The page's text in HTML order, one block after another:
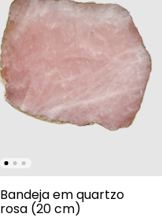
Bandeja em quartzo
rosa (20 cm)